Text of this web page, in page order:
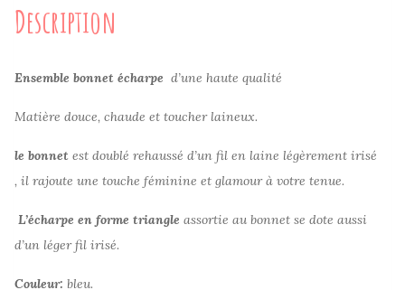
Description
Ensemble bonnet écharpe d’une haute qualité
Matière douce, chaude et toucher laineux.
le bonnet est doublé rehaussé d’un fil en laine légèrement irisé
, il rajoute une touche féminine et glamour à votre tenue.
L’écharpe en forme triangle assortie au bonnet se dote aussi
d’un léger fil irisé.
Couleur: bleu.